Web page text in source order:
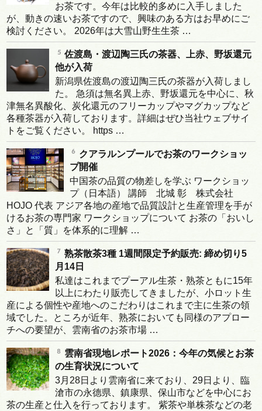
お茶です。今年は比較的多めに入手しました
が、動きの速いお茶ですので、興味のある方はお早めにご
検討ください。 2026年は大雪山野生生茶 …
佐渡島・渡辺陶三氏の茶器、上赤、野坂還元
他が入荷
新潟県佐渡島の渡辺陶三氏の茶器が入荷しまし
た。 急須は無名異上赤、野坂還元を中心に、秋
津無名異酸化、炭化還元のフリーカップやマグカップなど
各種茶器が入荷しております。詳細はぜひ当社ウェブサイ
トをご覧ください。 https …
クアラルンプールでお茶のワークショッ
プ開催
中国茶の品質の物差しを学ぶ ワークショッ
プ（日本語） 講師 北城 彰 株式会社
HOJO 代表 アジア各地の産地で品質設計と生産管理を手が
けるお茶の専門家 ワークショップについて お茶の「おいし
さ」と「質」を体系的に理解 …
熟茶散茶3種 1週間限定予約販売: 締め切り5
月14日
私達はこれまでプーアル生茶・熟茶ともに15年
以上にわたり販売してきましたが、小ロット生
産による個性や産地へのこだわりはこれまで主に生茶の領
域でした。ところが近年、熟茶においても同様のアプロー
チへの要望が、雲南省のお茶市場 …
雲南省現地レポート2026：今年の気候とお茶
の生育状況について
3月28日より雲南省に来ており、29日より、臨
滄市の永德県、鎮康県、保山市などを中心にお
茶の生産と仕入を行っております。 紫茶や単株茶などの老